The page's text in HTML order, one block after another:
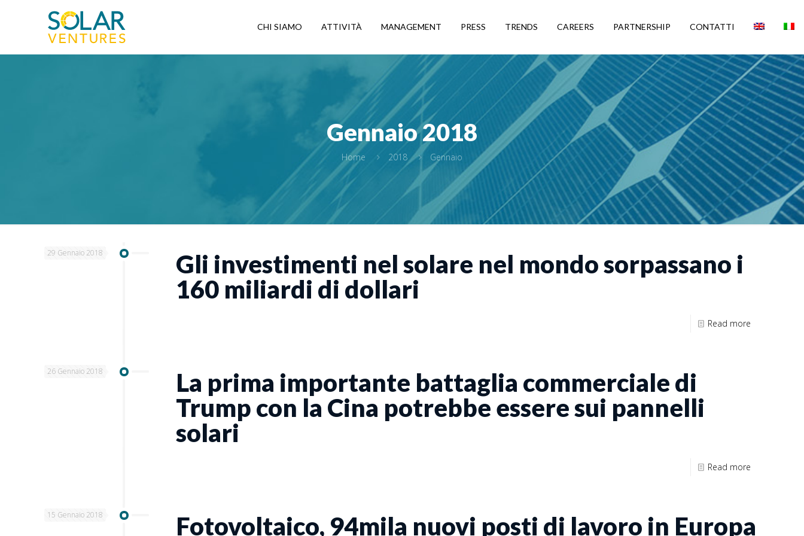
CHI SIAMO ATTIVITÀ MANAGEMENT PRESS TRENDS CAREERS PARTNERSHIP CONTATTI
Gennaio 2018
Home 2018 Gennaio
29 Gennaio 2018
Gli investimenti nel solare nel mondo sorpassano i
160 miliardi di dollari
Read more
26 Gennaio 2018
La prima importante battaglia commerciale di
Trump con la Cina potrebbe essere sui pannelli
solari
Read more
15 Gennaio 2018 Fotovoltaico, 94mila nuovi posti di lavoro in Europa